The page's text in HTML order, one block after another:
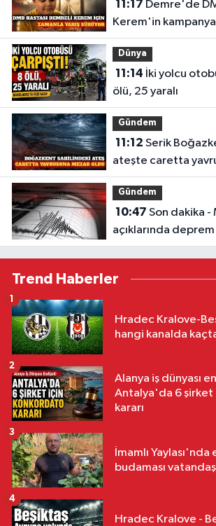
11:17
Kerem'in
ulaştı
Dünya
11:14
ölü, 25 yaralı
Gündem
11:12
ateşte caretta
Gündem
10:47
açıklarında deprem
Trend Haberler
Hradec Kralove-
hangi kanalda
1
Alanya iş dünyası
Antalya'da 6
kararı
2
İmamlı
budaması
3
Hradec Kralove -
4